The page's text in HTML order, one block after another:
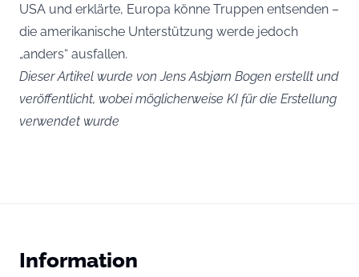
USA und erklärte, Europa könne Truppen entsenden –
die amerikanische Unterstützung werde jedoch
„anders“ ausfallen.
Dieser Artikel wurde von Jens Asbjørn Bogen erstellt und
veröffentlicht, wobei möglicherweise KI für die Erstellung
verwendet wurde
Information